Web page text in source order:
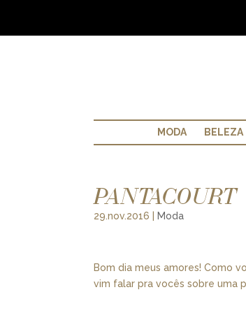
MODA BELEZA
29.nov.2016 Moda
Bom dia meus amores! Como
vim falar pra vocês sobre uma